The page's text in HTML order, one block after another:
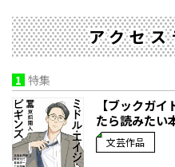
アクセ
1 特集
【ブックガ
たら読みたい
文芸作品